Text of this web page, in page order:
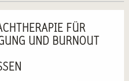
FÜR
UND BURNOUT